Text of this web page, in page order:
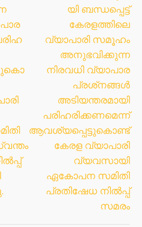
യി ബന്ധപ്പെട്ട്
കേരളത്തിലെ
വ്യാപാരി സമൂഹം
അനുഭവിക്കുന്ന
നിരവധി വ്യാപാര
പ്രശ്‌നങ്ങള്‍
അടിയന്തരമായി
പരിഹരിക്കണമെന്ന്
ആവശ്യപ്പെട്ടുകൊണ്ട്
കേരള വ്യാപാരി
വ്യവസായി
ഏകോപന സമിതി
പ്രതിഷേധ നില്‍പ്പ്
സമരം